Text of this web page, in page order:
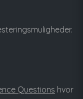
Questions hvor